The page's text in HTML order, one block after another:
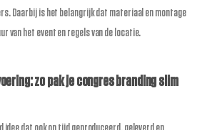
Daarbij is het belangrijk dat materiaal en montage
van het event en regels van de locatie.
zo pak je congres branding slim